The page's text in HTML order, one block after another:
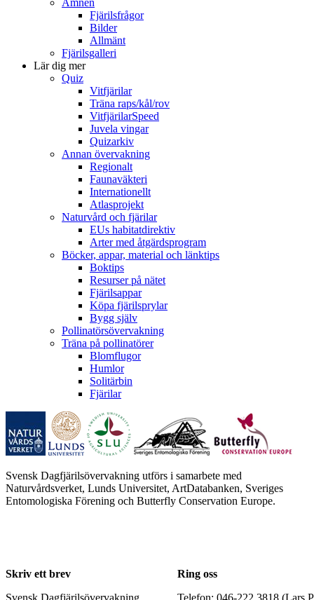
Ämnen
Fjärilsfrågor
Bilder
Allmänt
Fjärilsgalleri
Lär dig mer
Quiz
Vitfjärilar
Träna raps/kål/rov
VitfjärilarSpeed
Juvela vingar
Quizarkiv
Annan övervakning
Regionalt
Faunaväkteri
Internationellt
Atlasprojekt
Naturvård och fjärilar
EUs habitatdirektiv
Arter med åtgärdsprogram
Böcker, appar, material och länktips
Boktips
Resurser på nätet
Fjärilsappar
Köpa fjärilsprylar
Bygg själv
Pollinatörsövervakning
Träna på pollinatörer
Blomflugor
Humlor
Solitärbin
Fjärilar
Svensk Dagfjärilsövervakning utförs i samarbete med
Naturvårdsverket, Lunds Universitet, ArtDatabanken, Sveriges
Entomologiska Förening och Butterfly Conservation Europe.
Skriv ett brev
Ring oss